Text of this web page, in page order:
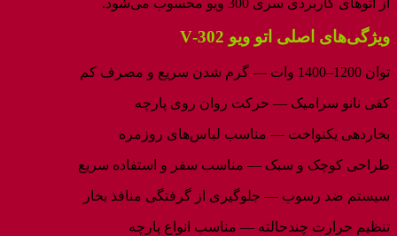
ویژگی‌های اصلی اتو ویو V‑302
توان 1200–1400 وات — گرم شدن سریع و مصرف کم
کفی نانو سرامیک — حرکت روان روی پارچه
بخاردهی یکنواخت — مناسب لباس‌های روزمره
طراحی کوچک و سبک — مناسب سفر و استفاده سریع
سیستم ضد رسوب — جلوگیری از گرفتگی منافذ بخار
تنظیم حرارت چندحالته — مناسب انواع پارچه